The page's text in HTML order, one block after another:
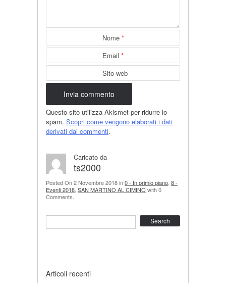
Nome *
Email *
Sito web
Questo sito utilizza Akismet per ridurre lo
spam. Scopri come vengono elaborati i dati
derivati dai commenti.
Caricato da
ts2000
Posted On 2 Novembre 2018 in0 - In primio piano 8 -
Eventi 2018 SAN MARTINO AL CIMINO with 0
Comments.
Articoli recenti